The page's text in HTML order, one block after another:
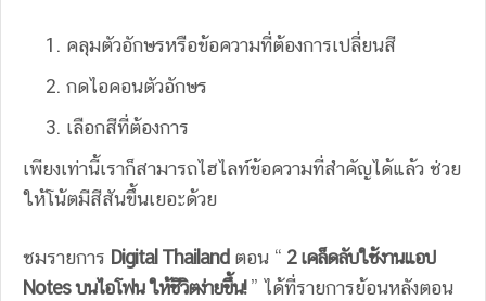
คลุมตัวอักษรหรือข้อความที่ต้องการเปลี่ยนสี
กดไอคอนตัวอักษร
เลือกสีที่ต้องการ
เพียงเท่านี้เราก็สามารถไฮไลท์ข้อความที่สำคัญได้แล้ว ช่วย
ให้โน้ตมีสีสันขึ้นเยอะด้วย
ชมรายการ Digital Thailand ตอน “ 2 เคล็ดลับใช้งานแอป
Notes บนไอโฟน ให้ชีวิตง่ายขึ้น!” ได้ที่รายการย้อนหลังตอน